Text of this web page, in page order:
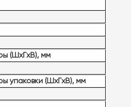
(ШxГxВ), мм
упаковки (ШxГxВ), мм